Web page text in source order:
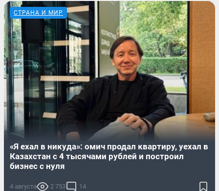
СТРАНА И МИР
«Я ехал в никуда»: омич продал квартиру, уехал в
Казахстан с 4 тысячами рублей и построил
бизнес с нуля
4 августа 2 753 14